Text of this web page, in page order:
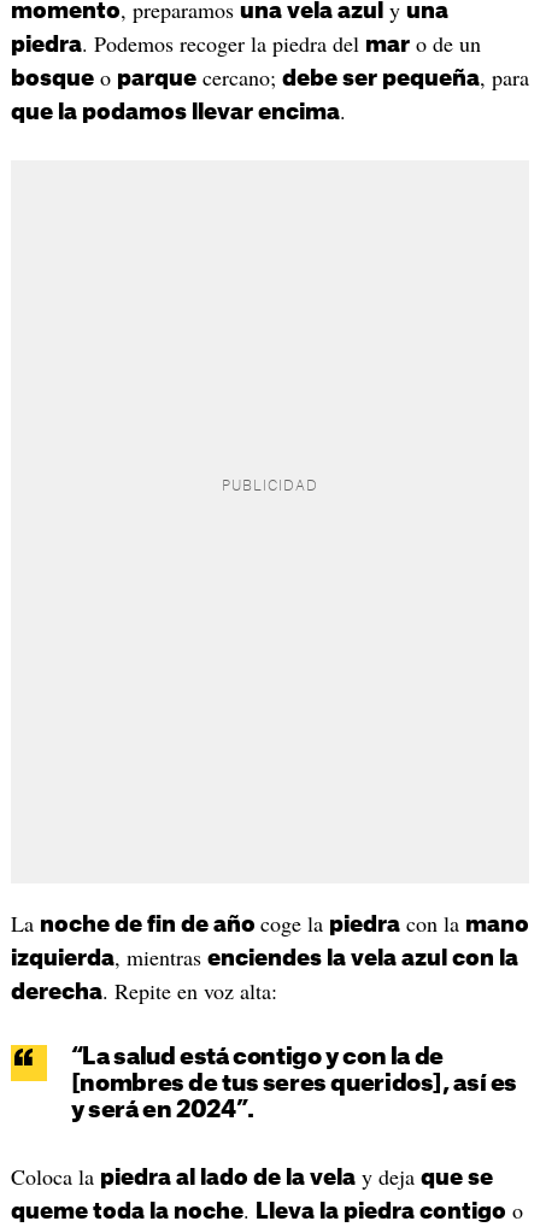
momento, preparamos una vela azul y una
piedra. Podemos recoger la piedra del maro de un
bosqueo parquecercano; debe ser pequeña, para
que la podamos llevar encima.
La noche de fin de año coge la piedracon la mano
izquierda, mientras enciendes la vela azul con la
derecha. Repite en voz alta:
“La salud está contigo y con la de
[nombres de tus seres queridos], así es
y será en 2024”.
Coloca la piedra al lado de la velay deja que se
queme toda la noche. Lleva la piedra contigo o